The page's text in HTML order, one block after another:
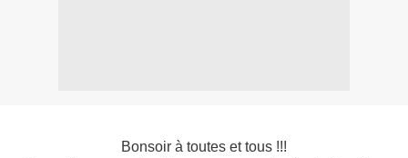
Bonsoir à toutes et tous !!!